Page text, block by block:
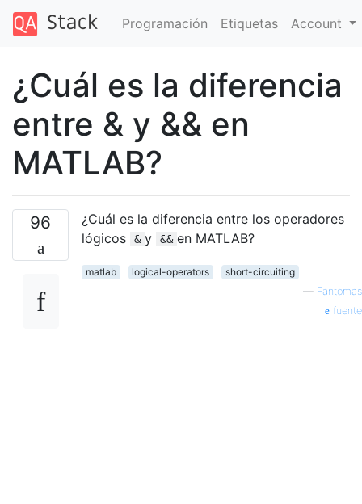
Programación Etiquetas Account
¿Cuál es la diferencia
entre & y && en
MATLAB?
96
¿Cuál es la diferencia entre los operadores
lógicos
& y && en MATLAB?
matlab logical-operators
short-circuiting
— Fantomas
fuente